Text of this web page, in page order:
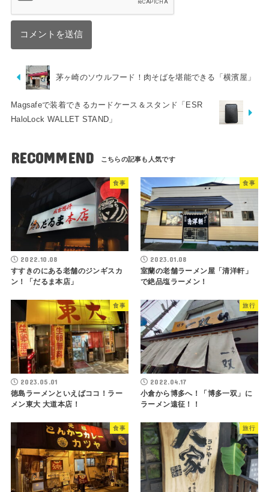
茅ヶ崎のソウルフード！肉そばを堪能できる「横濱屋」
Magsafeで装着できるカードケース＆スタンド「ESR
HaloLock WALLET STAND」
RECOMMEND
食事
2022.10.08
すすきのにある老舗のジンギスカ
ン！「だるま本店」
食事
2023.01.08
室蘭の老舗ラーメン屋「清洋軒」
で絶品塩ラーメン！
食事
2023.05.01
徳島ラーメンといえばココ！ラー
メン東大 大道本店！
旅行
2022.04.17
小倉から博多へ！「博多一双」に
ラーメン遠征！！
食事 旅行